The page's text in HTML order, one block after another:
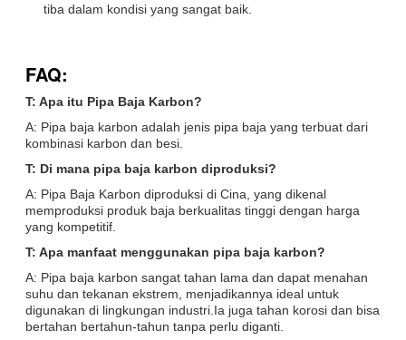
tiba dalam kondisi yang sangat baik.
FAQ:
T: Apa itu Pipa Baja Karbon?
A: Pipa baja karbon adalah jenis pipa baja yang terbuat dari
kombinasi karbon dan besi.
T: Di mana pipa baja karbon diproduksi?
A: Pipa Baja Karbon diproduksi di Cina, yang dikenal
memproduksi produk baja berkualitas tinggi dengan harga
yang kompetitif.
T: Apa manfaat menggunakan pipa baja karbon?
A: Pipa baja karbon sangat tahan lama dan dapat menahan
suhu dan tekanan ekstrem, menjadikannya ideal untuk
digunakan di lingkungan industri.Ia juga tahan korosi dan bisa
bertahan bertahun-tahun tanpa perlu diganti.